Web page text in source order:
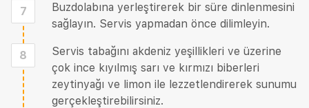
7
Buzdolabına yerleştirerek bir süre dinlenmesini
sağlayın. Servis yapmadan önce dilimleyin.
8
Servis tabağını akdeniz yeşillikleri ve üzerine
çok ince kıyılmış sarı ve kırmızı biberleri
zeytinyağı ve limon ile lezzetlendirerek sunumu
gerçekleştirebilirsiniz.